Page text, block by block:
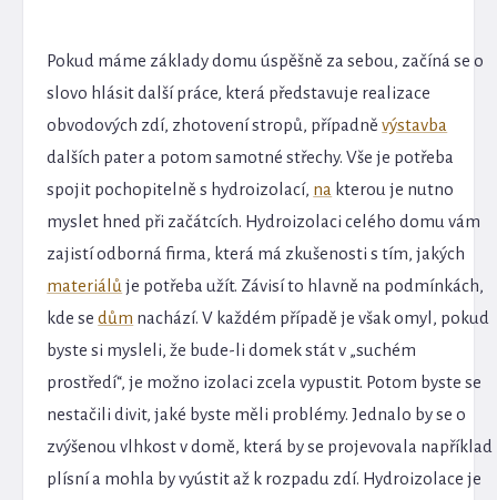
Pokud máme základy domu úspěšně za sebou, začíná se o
slovo hlásit další práce, která představuje realizace
obvodových zdí, zhotovení stropů, případněvýstavba
dalších pater a potom samotné střechy. Vše je potřeba
spojit pochopitelně s hydroizolací, na kterou je nutno
myslet hned při začátcích. Hydroizolaci celého domu vám
zajistí odborná firma, která má zkušenosti s tím, jakých
materiálů je potřeba užít. Závisí to hlavně na podmínkách,
kde sedům nachází. V každém případě je však omyl, pokud
byste si mysleli, že bude-li domek stát v „suchém
prostředí“, je možno izolaci zcela vypustit. Potom byste se
nestačili divit, jaké byste měli problémy. Jednalo by se o
zvýšenou vlhkost v domě, která by se projevovala například
plísní a mohla by vyústit až k rozpadu zdí. Hydroizolace je